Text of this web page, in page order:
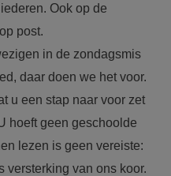
Ook op de
post.
in de zondagsmis
daar doen we het voor.
u een stap naar voor zet
hoeft geen geschoolde
lezen is geen vereiste:
versterking van ons koor.